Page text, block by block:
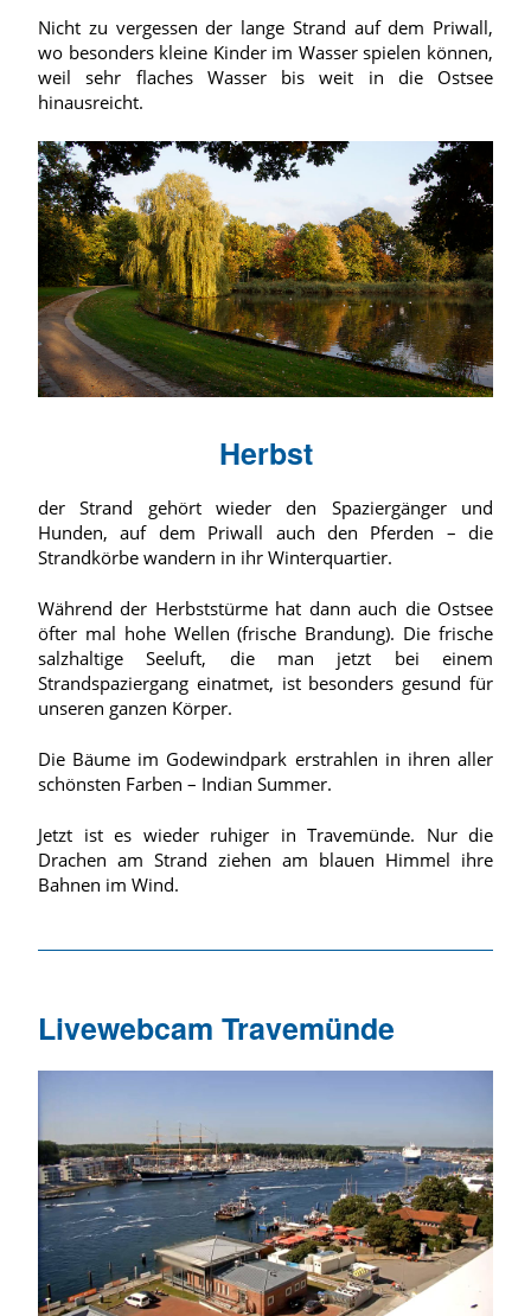
Nicht zu vergessen der lange Strand auf dem Priwall,
wo besonders kleine Kinder im Wasser spielen können,
weil sehr flaches Wasser bis weit in die Ostsee
hinausreicht.
Herbst
der Strand gehört wieder den Spaziergänger und
Hunden, auf dem Priwall auch den Pferden – die
Strandkörbe wandern in ihr Winterquartier.
Während der Herbststürme hat dann auch die Ostsee
öfter mal hohe Wellen (frische Brandung). Die frische
salzhaltige Seeluft, die man jetzt bei einem
Strandspaziergang einatmet, ist besonders gesund für
unseren ganzen Körper.
Die Bäume im Godewindpark erstrahlen in ihren aller
schönsten Farben – Indian Summer.
Jetzt ist es wieder ruhiger in Travemünde. Nur die
Drachen am Strand ziehen am blauen Himmel ihre
Bahnen im Wind.
Livewebcam Travemünde